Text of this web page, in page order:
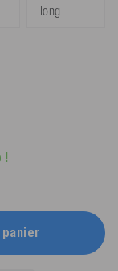
long
!